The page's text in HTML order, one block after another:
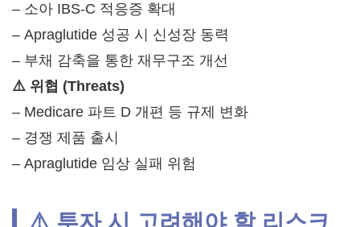
– 소아 IBS-C 적응증 확대
– Apraglutide 성공 시 신성장 동력
– 부채 감축을 통한 재무구조 개선
⚠️ 위협 (Threats)
– Medicare 파트 D 개편 등 규제 변화
– 경쟁 제품 출시
– Apraglutide 임상 실패 위험
⚠️ 투자 시 고려해야 할 리스크